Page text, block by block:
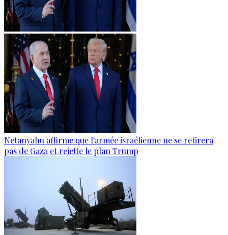
Netanyahu affirme que l'armée israélienne ne se retirera
pas de Gaza et rejette le plan Trump